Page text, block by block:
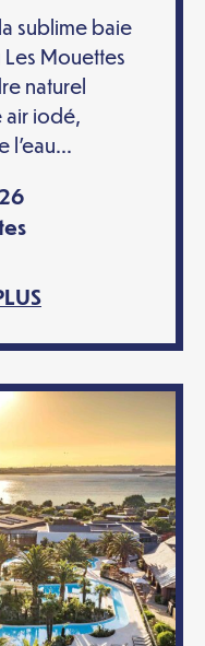
sublime baie
Mouettes
naturel
air iodé,
l’eau...